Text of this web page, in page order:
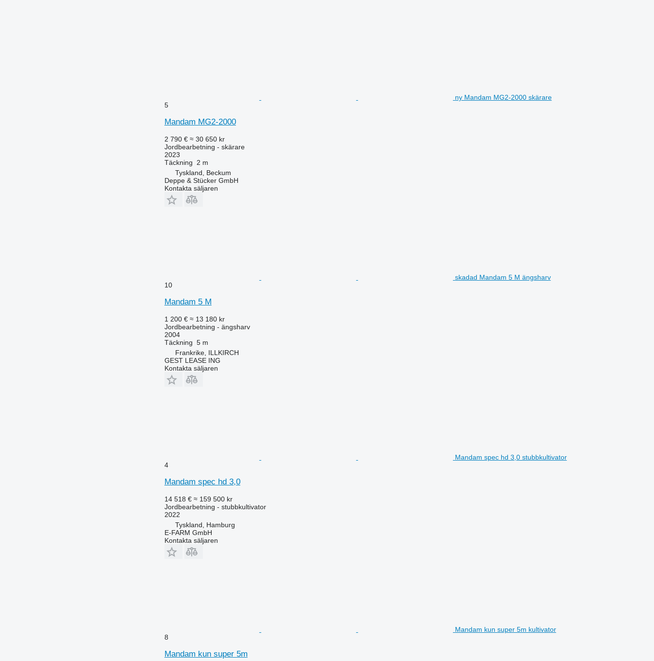
ny Mandam MG2-2000 skärare
5
Mandam MG2-2000
2 790 € ≈ 30 650 kr
Jordbearbetning - skärare
2023
Täckning
2 m
Tyskland, Beckum
Deppe & Stücker GmbH
Kontakta säljaren
skadad Mandam 5 M ängsharv
10
Mandam 5 M
1 200 € ≈ 13 180 kr
Jordbearbetning - ängsharv
2004
Täckning 5 m
Frankrike, ILLKIRCH
GEST LEASE ING
Kontakta säljaren
Mandam spec hd 3,0 stubbkultivator
4
Mandam spec hd 3,0
14 518 € ≈ 159 500 kr
Jordbearbetning - stubbkultivator
2022
Tyskland, Hamburg
E-FARM GmbH
Kontakta säljaren
Mandam kun super 5m kultivator
8
Mandam kun super 5m